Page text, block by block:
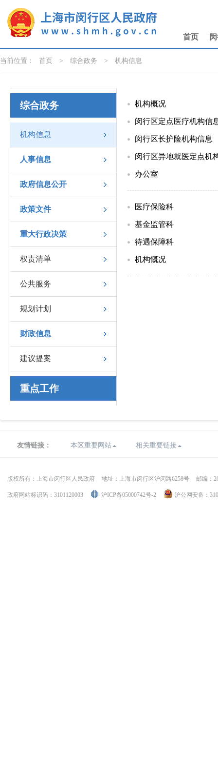
首页
当前位置： 首页 > 综合政务 > 机构信息
综合政务
机构信息
人事信息
政府信息公开
政策文件
重大行政决策
权责清单
公共服务
规划计划
财政信息
建议提案
重点工作
机构概况
闵行区定点医疗机构信
闵行区长护险机构信息
闵行区异地就医定点机
办公室
医疗保险科
基金监管科
待遇保障科
机构慨况
友情链接： 本区重要网站 相关重要链接
版权所有：上海市闵行区人民政府 地址：上海市闵行区沪闵路6258号 邮编：
政府网站标识码：3101120003 沪ICP备05000742号-2 沪公网安备：